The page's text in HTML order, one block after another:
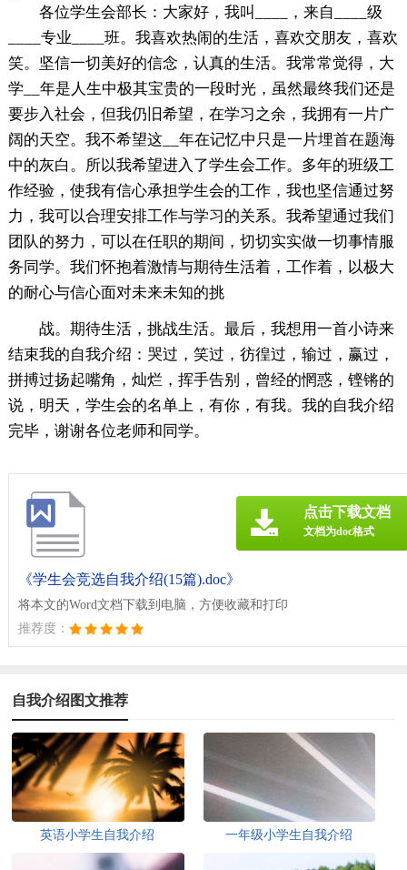
各位学生会部长：大家好，我叫____，来自____级
____专业____班。我喜欢热闹的生活，喜欢交朋友，喜欢
笑。坚信一切美好的信念，认真的生活。我常常觉得，大
学__年是人生中极其宝贵的一段时光，虽然最终我们还是
要步入社会，但我仍旧希望，在学习之余，我拥有一片广
阔的天空。我不希望这__年在记忆中只是一片埋首在题海
中的灰白。所以我希望进入了学生会工作。多年的班级工
作经验，使我有信心承担学生会的工作，我也坚信通过努
力，我可以合理安排工作与学习的关系。我希望通过我们
团队的努力，可以在任职的期间，切切实实做一切事情服
务同学。我们怀抱着激情与期待生活着，工作着，以极大
的耐心与信心面对未来未知的挑
战。期待生活，挑战生活。最后，我想用一首小诗来
结束我的自我介绍：哭过，笑过，彷徨过，输过，赢过，
拼搏过扬起嘴角，灿烂，挥手告别，曾经的惘惑，铿锵的
说，明天，学生会的名单上，有你，有我。我的自我介绍
完毕，谢谢各位老师和同学。
《学生会竞选自我介绍(15篇).doc》
将本文的Word文档下载到电脑，方便收藏和打印
推荐度：
点击下载文档
文档为doc格式
自我介绍图文推荐
英语小学生自我介绍 一年级小学生自我介绍